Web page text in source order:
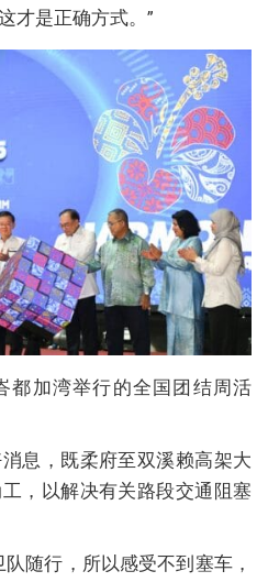
才是正确方式。”
都加湾举行的全国团结周活
息，既柔府至双溪赖高架大
，以解决有关路段交通阻塞
随行，所以感受不到塞车，